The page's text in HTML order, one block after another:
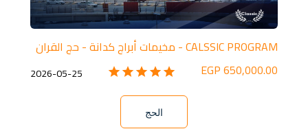
CALSSIC PROGRAM - مخيمات أبراج كدانة - حج القران
650,000.00 EGP
2026-05-25
الحج